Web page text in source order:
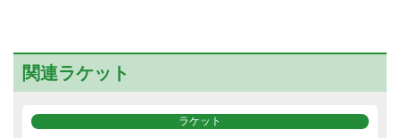
関連ラケット
ラケット